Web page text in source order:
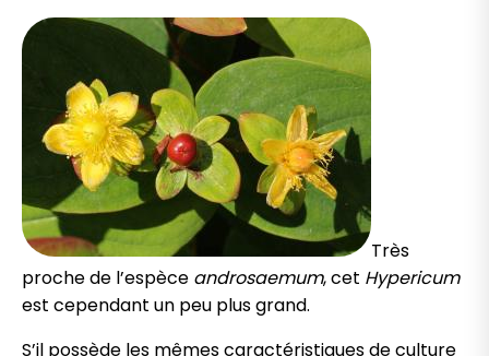
Très
proche de l’espèce androsaemum, cet Hypericum
est cependant un peu plus grand.
S’il possède les mêmes caractéristiques de culture